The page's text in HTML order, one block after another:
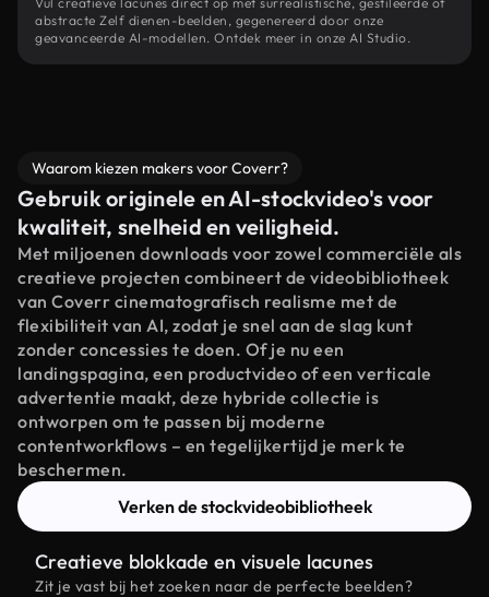
abstracte Zelf dienen-beelden, gegenereerd door onze
geavanceerde AI-modellen. Ontdek meer in onze AI Studio.
Waarom kiezen makers voor Coverr?
Gebruik originele en AI-stockvideo's voor
kwaliteit, snelheid en veiligheid.
Met miljoenen downloads voor zowel commerciële als
creatieve projecten combineert de videobibliotheek
van Coverr cinematografisch realisme met de
flexibiliteit van AI, zodat je snel aan de slag kunt
zonder concessies te doen. Of je nu een
landingspagina, een productvideo of een verticale
advertentie maakt, deze hybride collectie is
ontworpen om te passen bij moderne
contentworkflows – en tegelijkertijd je merk te
beschermen.
Verken de stockvideobibliotheek
Creatieve blokkade en visuele lacunes
Zit je vast bij het zoeken naar de perfecte beelden?